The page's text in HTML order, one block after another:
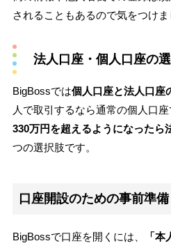
されることもあるので気をつけま
法人口座・個人口座の
BigBossでは個人口座と法人口座
人で取引するなら通常の個人口座
330万円を超えるようになったら
つの選択肢です。
口座開設のための事前準備
BigBossで口座を開くには、
「